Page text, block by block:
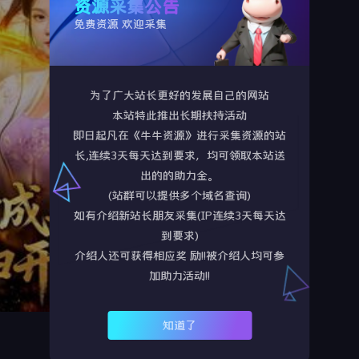
年代：2025
语言：未知
演员：未知
TAG标签：
剧情简介：
资源采集公告
免费资源 欢迎采集
为了广大站长更好的发展自己的网站
本站特此推出长期扶持活动
即日起凡在《牛牛资源》进行采集资源的站
长,连续3天每天达到要求，均可领取本站送
出的的助力金。
(站群可以提供多个域名查询)
如有介绍新站长朋友采集(IP连续3天每天达
到要求)
介绍人还可获得相应奖 励!!被介绍人均可参
加助力活动!!
知道了